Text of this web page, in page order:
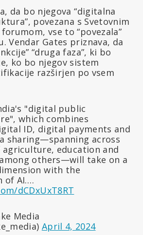
da bo njegova “digitalna
povezana s Svetovnim
vse to “povezala”
Vendar Gates priznava, da
“druga faza”, ki bo
ko bo njegov sistem
razširjen po vsem
"digital public
which combines
ID, digital payments and
sharing—spanning across
education and
others—will take on a
with the
of AI.…
dCDxUxT8RT
Media
April 4, 2024